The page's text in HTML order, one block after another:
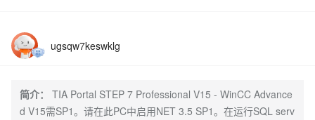
ugsqw7keswklg
简介：
TIA Portal STEP 7 Professional V15 - WinCC Advance
d V15需SP1。请在此PC中启用NET 3.5 SP1。在运行SQL serv